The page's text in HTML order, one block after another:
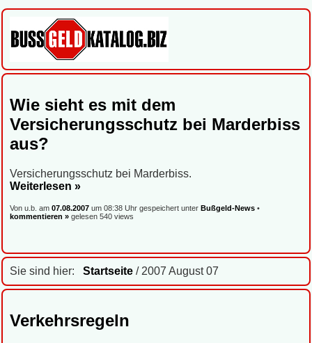
Sie sind hier: Startseite / 2007 August 07
Verkehrsregeln
Wie sieht es mit dem
Versicherungsschutz bei Marderbiss
aus?
Versicherungsschutz bei Marderbiss.
Weiterlesen »
Von u.b. am 07.08.2007 um 08:38 Uhr gespeichert unter Bußgeld-News •
kommentieren » gelesen 540 views